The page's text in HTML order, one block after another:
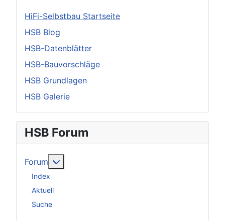
HiFi-Selbstbau Startseite
HSB Blog
HSB-Datenblätter
HSB-Bauvorschläge
HSB Grundlagen
HSB Galerie
HSB Forum
Forum
Index
Aktuell
Suche